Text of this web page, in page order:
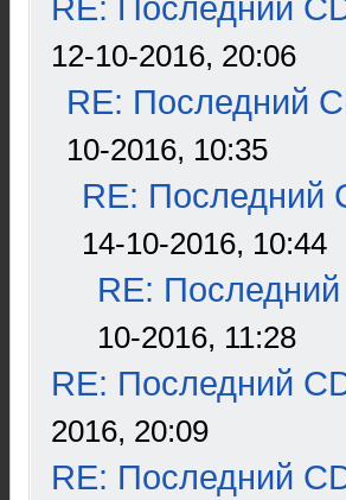
RE: Последний
12-10-2016, 20:06
RE: Последний
10-2016, 10:35
RE: Последний
14-10-2016, 10:44
RE:
10-2016, 11:28
RE: Последний
2016, 20:09
RE: Последний